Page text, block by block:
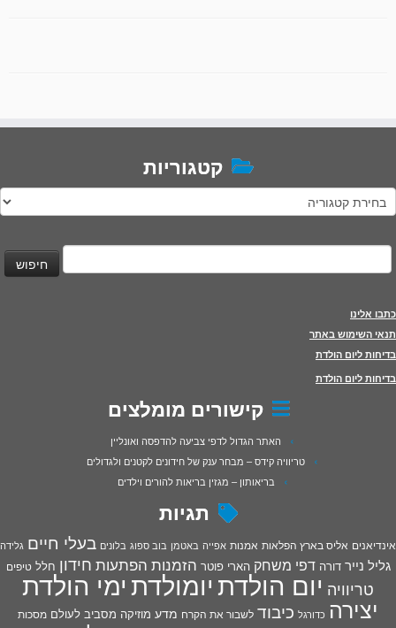
קטגוריות
קטגוריות
חיפוש:
כתבו אלינו
תנאי השימוש באתר
בדיחות ליום הולדת
בדיחות ליום הולדת
קישורים מומלצים
האתר הגדול לדפי צביעה להדפסה ואונליין
טריוויה קידס – מבחר ענק של חידונים לקטנים ולגדולים
בריאותון – מגזין בריאות להורים וילדים
תגיות
אינדיאנים אליס בארץ הפלאות אמנות אפייה באטמן בוב ספוג בלונים בעלי חיים גלידה
גליל נייר דורה דפי משחק הארי פוטר הזמנות הפתעות חידון חלל טיפים
טריוויה יום הולדתיומולדתימי הולדת
יצירה כדורגל כיבוד לשבור את הקרח מדע מוזיקה מסביב לעולם מסכות